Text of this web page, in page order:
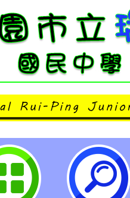
計者：徐嘉